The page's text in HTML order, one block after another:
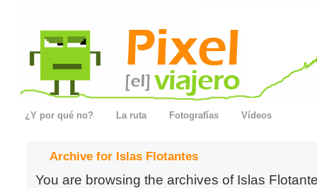
¿Y por qué no? La ruta Fotografías Vídeos
Archive for Islas Flotantes
You are browsing the archives of Islas